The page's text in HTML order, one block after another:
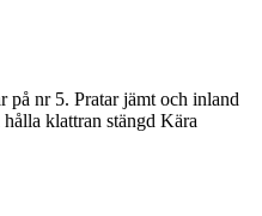
på nr 5. Pratar jämt och inland
klattran stängd Kära